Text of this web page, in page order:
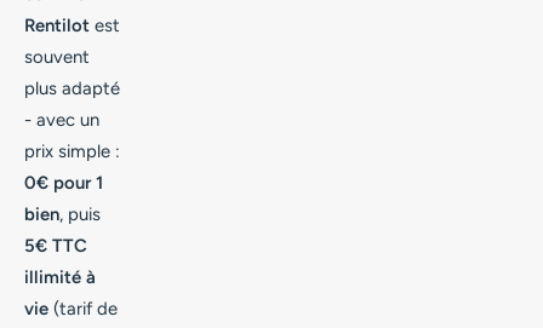
Rentilot est
souvent
plus adapté
- avec un
prix simple :
0€ pour 1
bien, puis
5€ TTC
illimité à
vie (tarif de